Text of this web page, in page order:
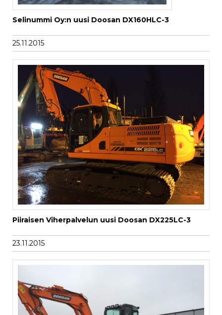
Selinummi Oy:n uusi Doosan DX160HLC-3
25.11.2015
Piiraisen Viherpalvelun uusi Doosan DX225LC-3
23.11.2015